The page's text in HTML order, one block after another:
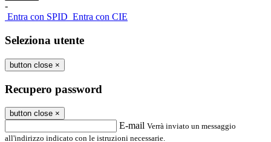
-
Entra con SPID Entra con CIE
Seleziona utente
button close ×
Recupero password
button close ×
E-mail Verrà inviato un messaggio
all'indirizzo indicato con le istruzioni necessarie.